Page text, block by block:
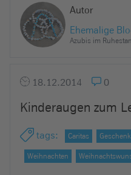
Autor
Ehemalige
Azubis im
18.12.2014 0
Kinderaugen zum
tags: Caritas
Weihnachten